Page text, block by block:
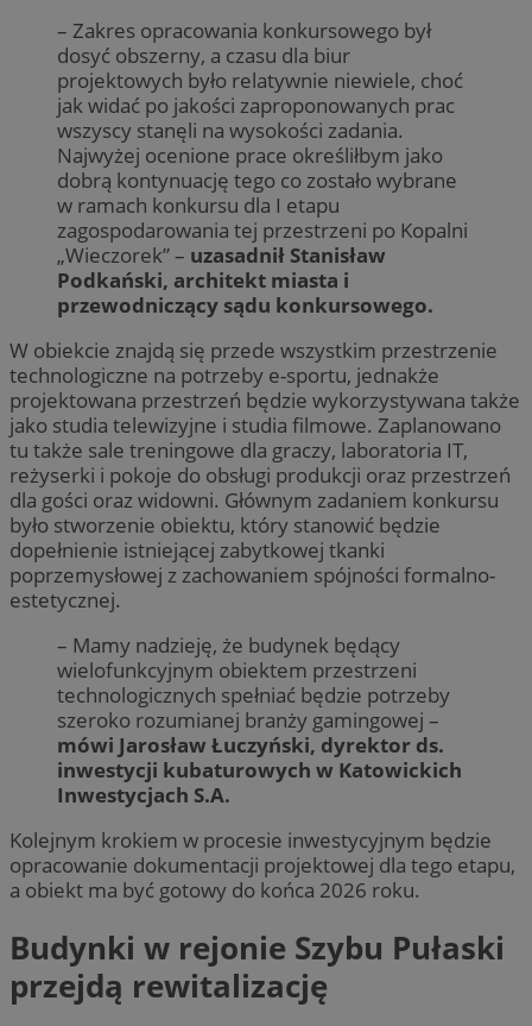
– Zakres opracowania konkursowego był
dosyć obszerny, a czasu dla biur
projektowych było relatywnie niewiele, choć
jak widać po jakości zaproponowanych prac
wszyscy stanęli na wysokości zadania.
Najwyżej ocenione prace określiłbym jako
dobrą kontynuację tego co zostało wybrane
w ramach konkursu dla I etapu
zagospodarowania tej przestrzeni po Kopalni
„Wieczorek” – uzasadnił Stanisław
Podkański, architekt miasta i
przewodniczący sądu konkursowego.
W obiekcie znajdą się przede wszystkim przestrzenie
technologiczne na potrzeby e-sportu, jednakże
projektowana przestrzeń będzie wykorzystywana także
jako studia telewizyjne i studia filmowe. Zaplanowano
tu także sale treningowe dla graczy, laboratoria IT,
reżyserki i pokoje do obsługi produkcji oraz przestrzeń
dla gości oraz widowni. Głównym zadaniem konkursu
było stworzenie obiektu, który stanowić będzie
dopełnienie istniejącej zabytkowej tkanki
poprzemysłowej z zachowaniem spójności formalno-
estetycznej.
– Mamy nadzieję, że budynek będący
wielofunkcyjnym obiektem przestrzeni
technologicznych spełniać będzie potrzeby
szeroko rozumianej branży gamingowej –
mówi Jarosław Łuczyński, dyrektor ds.
inwestycji kubaturowych w Katowickich
Inwestycjach S.A.
Kolejnym krokiem w procesie inwestycyjnym będzie
opracowanie dokumentacji projektowej dla tego etapu,
a obiekt ma być gotowy do końca 2026 roku.
Budynki w rejonie Szybu Pułaski
przejdą rewitalizację